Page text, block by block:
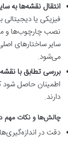
انتقال نقشه‌ها به
فیزیکی یا
نصب چارچوب‌ها و
سایر ساختارهای
می‌شود.
بررسی تطابق با
اطمینان حاصل
دارند.
چالش‌ها و نکات مهم
دقت در اندازه‌گیری‌ها